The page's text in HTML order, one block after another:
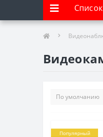
Популярный